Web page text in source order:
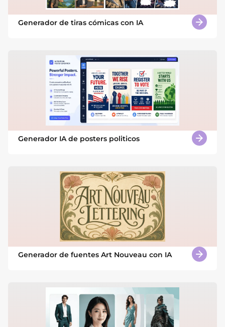
Generador de tiras cómicas con IA
Generador IA de posters politicos
Generador de fuentes Art Nouveau con IA